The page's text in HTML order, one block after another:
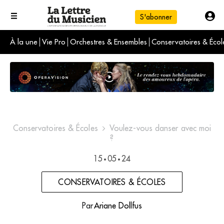
S'abonner
À la une Vie Pro Orchestres & Ensembles Conservatoires &
L'info du jour
Le numéro du mois
International
Conservatoires & Écoles
Voulez-vous danser avec moi
?
15 • 05 • 24
CONSERVATOIRES & ÉCOLES
ParAriane Dollfus